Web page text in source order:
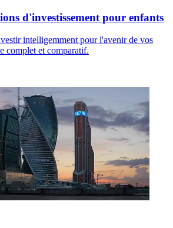
d'investissement pour enfants
intelligemment pour l'avenir de vos
complet et comparatif.